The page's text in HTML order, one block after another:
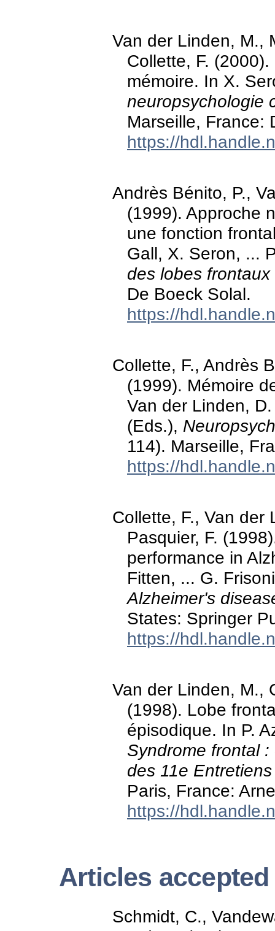
Van der Linden, M.,
Collette, F.
mémoire. In X.
neuropsychologie
Marseille, France:
https://
Andrès Bénito, P.,
(1999). Approche
une fonction
Gall, X. Seron, ...
des lobes frontaux
De Boeck Solal.
https://
Collette, F., Andrès
(1999). Mémoire
Van der Linden,
(Eds.),
114). Marseille,
https://
Collette, F., Van der
Pasquier, F.
performance in
Fitten, ... G.
Alzheimer's
States: Springer
https://
Van der Linden, M.,
(1998). Lobe
épisodique. In P.
Syndrome frontal
des 11e
Paris, France:
https://
Articles
Schmidt, C.,